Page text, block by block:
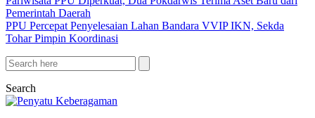
Pemerintah Daerah
PPU Percepat Penyelesaian Lahan Bandara VVIP IKN, Sekda
Tohar Pimpin Koordinasi
Search